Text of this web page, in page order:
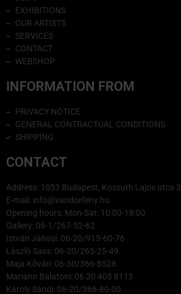
EXHIBITIONS
OUR ARTISTS
SERVICES
CONTACT
WEBSHOP
INFORMATION FROM
PRIVACY NOTICE
GENERAL CONTRACTUAL CONDITIONS
SHIPPING
CONTACT
Address: 1053 Budapest, Kossuth Lajos utca 3.
E-mail: info@vandorfeny.hu
Opening hours: Mon-Sat: 10:00-18:00
Gallery: 06-1/267-52-62
István Jánosi: 06-20/915-60-76
László Sass: 06-20/265-25-49
Maja Kővári: 06-30/366-8528
Mariann Balatoni: 06 20 405 8113
Károly Sándi: 06-20/366-80-00